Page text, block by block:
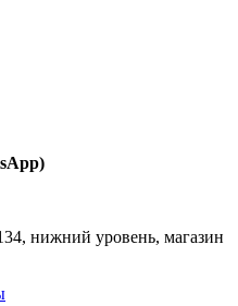
нижний уровень, магазин